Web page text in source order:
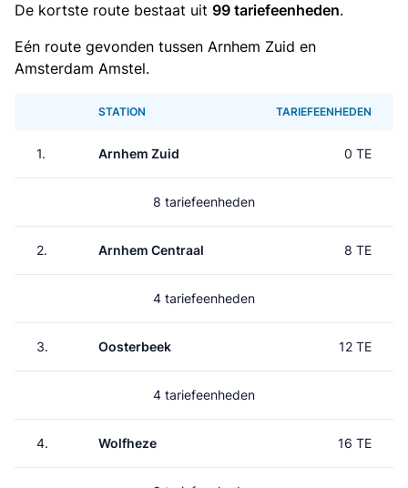
De kortste route bestaat uit 99 tariefeenheden.
Eén route gevonden tussen Arnhem Zuid en
Amsterdam Amstel.
STATION TARIEFEENHEDEN
1. Arnhem Zuid 0 TE
8 tariefeenheden
2. Arnhem Centraal 8 TE
4 tariefeenheden
3. Oosterbeek 12 TE
4 tariefeenheden
4. Wolfheze 16 TE